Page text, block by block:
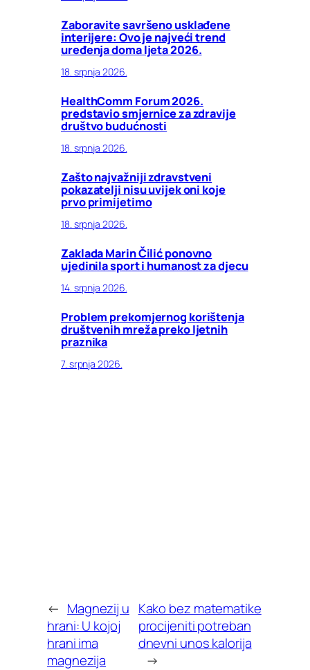
Zaboravite savršeno usklađene
interijere: Ovo je najveći trend
uređenja doma ljeta 2026.
18. srpnja 2026.
HealthComm Forum 2026.
predstavio smjernice za zdravije
društvo budućnosti
18. srpnja 2026.
Zašto najvažniji zdravstveni
pokazatelji nisu uvijek oni koje
prvo primijetimo
18. srpnja 2026.
Zaklada Marin Čilić ponovno
ujedinila sport i humanost za djecu
14. srpnja 2026.
Problem prekomjernog korištenja
društvenih mreža preko ljetnih
praznika
7. srpnja 2026.
← Magnezij u
hrani: U kojoj
hrani ima
magnezija
Kako bez matematike
procijeniti potreban
dnevni unos kalorija
→